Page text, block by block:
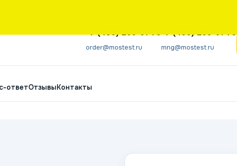
+7 (495) 266-61-73
order@mostest.ru
+7 (495) 266-61-73
mng@mostest.ru
ответОтзывыКонтакты